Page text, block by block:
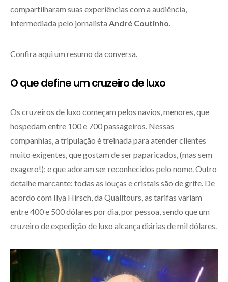
compartilharam suas experiências com a audiência,
intermediada pelo jornalista André Coutinho
Confira aqui um resumo da conversa.
O que define um cruzeiro de luxo
Os cruzeiros de luxo começam pelos navios, menores, que
hospedam entre 100 e 700 passageiros. Nessas
companhias, a tripulação é treinada para atender clientes
muito exigentes, que gostam de ser paparicados, (mas sem
exagero!); e que adoram ser reconhecidos pelo nome. Outro
detalhe marcante: todas as louças e cristais são de grife. De
acordo com Ilya Hirsch, da Qualitours, as tarifas variam
entre 400 e 500 dólares por dia, por pessoa, sendo que um
cruzeiro de expedição de luxo alcança diárias de mil dólares.